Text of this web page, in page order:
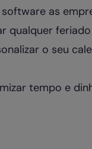
as
qualquer
o seu
tempo e